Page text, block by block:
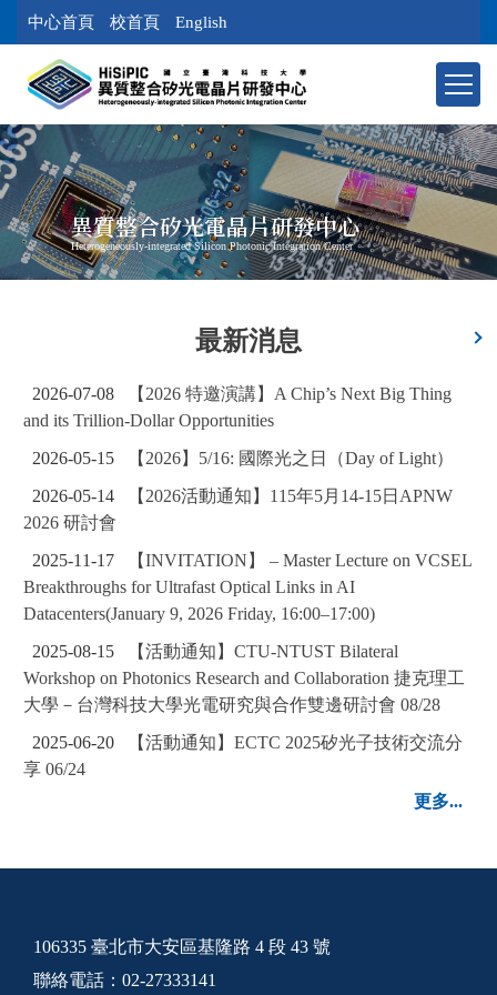
到
內
容
區
塊
中心首頁 校首頁 English
異質整合矽光電晶片研發中心
Heterogeneously-integrated Silicon Photonic Integration Center
最新消息
2026-07-08
【2026 特邀演講】A Chip’s Next Big Thing
and its Trillion-Dollar Opportunities
2026-05-15
【2026】5/16: 國際光之日（Day of Light）
2026-05-14
【2026活動通知】115年5月14-15日APNW
2026 研討會
2025-11-17
【INVITATION】 – Master Lecture on VCSEL
Breakthroughs for Ultrafast Optical Links in AI
Datacenters(January 9, 2026 Friday, 16:00–17:00)
2025-08-15
【活動通知】CTU-NTUST Bilateral
Workshop on Photonics Research and Collaboration 捷克理工
大學－台灣科技大學光電研究與合作雙邊研討會 08/28
2025-06-20
【活動通知】ECTC 2025矽光子技術交流分
享 06/24
更多...
106335 臺北市大安區基隆路 4 段 43 號
聯絡電話：02-27333141